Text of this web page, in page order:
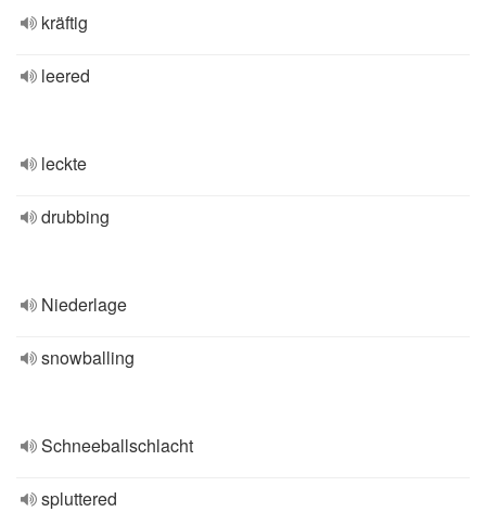
kräftig
leered
leckte
drubbing
Niederlage
snowballing
Schneeballschlacht
spluttered